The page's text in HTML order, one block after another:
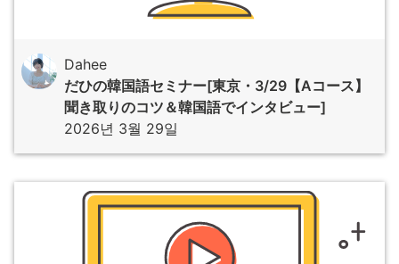
Dahee
だひの韓国語セミナー[東京・3/29【Aコース】
聞き取りのコツ＆韓国語でインタビュー]
2026년 3월 29일